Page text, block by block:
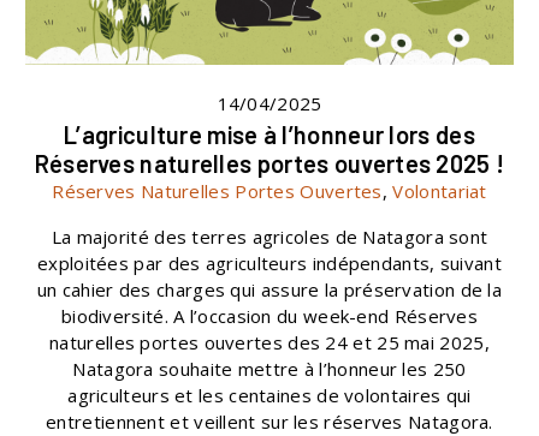
14/04/2025
L’agriculture mise à l’honneur lors des
Réserves naturelles portes ouvertes 2025 !
Réserves Naturelles Portes Ouvertes,Volontariat
La majorité des terres agricoles de Natagora sont
exploitées par des agriculteurs indépendants, suivant
un cahier des charges qui assure la préservation de la
biodiversité. A l’occasion du week-end Réserves
naturelles portes ouvertes des 24 et 25 mai 2025,
Natagora souhaite mettre à l’honneur les 250
agriculteurs et les centaines de volontaires qui
entretiennent et veillent sur les réserves Natagora.